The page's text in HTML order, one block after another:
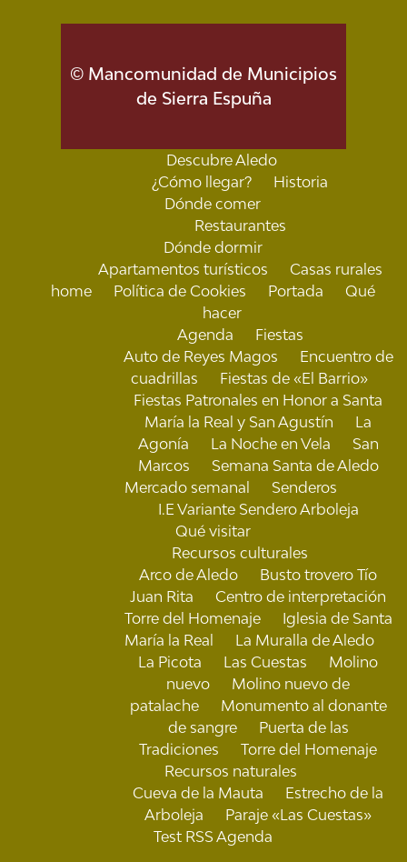
© Mancomunidad de Municipios
de Sierra Espuña
Descubre Aledo
¿Cómo llegar?
Historia
Dónde comer
Restaurantes
Dónde dormir
Apartamentos turísticos
Casas rurales
home
Política de Cookies Portada
Qué
hacer
Agenda
Fiestas
Auto de Reyes Magos
Encuentro de
cuadrillas
Fiestas de «El Barrio»
Fiestas Patronales en Honor a Santa
María la Real y San Agustín
La
Agonía
La Noche en Vela
San
Marcos
Semana Santa de Aledo
Mercado semanal
Senderos
I.E Variante Sendero Arboleja
Qué visitar
Recursos culturales
Arco de Aledo
Busto trovero Tío
Juan Rita
Centro de interpretación
Torre del Homenaje
Iglesia de Santa
María la Real
La Muralla de Aledo
La Picota
Las Cuestas
Molino
nuevo
Molino nuevo de
patalache
Monumento al donante
de sangre
Puerta de las
Tradiciones
Torre del Homenaje
Recursos naturales
Cueva de la Mauta
Estrecho de la
Arboleja
Paraje «Las Cuestas»
Test RSS Agenda